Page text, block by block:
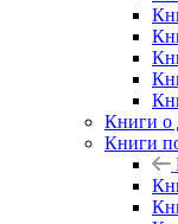
Книги о
Книги